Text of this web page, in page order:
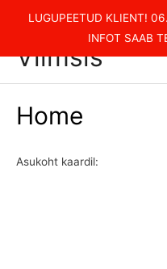
LUGUPEETUD KLIENT!
INFOT SAAB
Viimsis
Home
Asukoht kaardil: